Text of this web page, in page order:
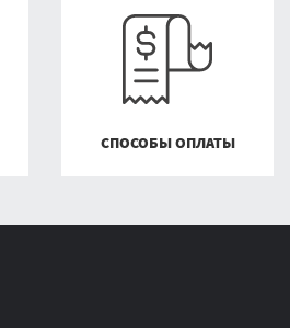
СПОСОБЫ ОПЛАТЫ